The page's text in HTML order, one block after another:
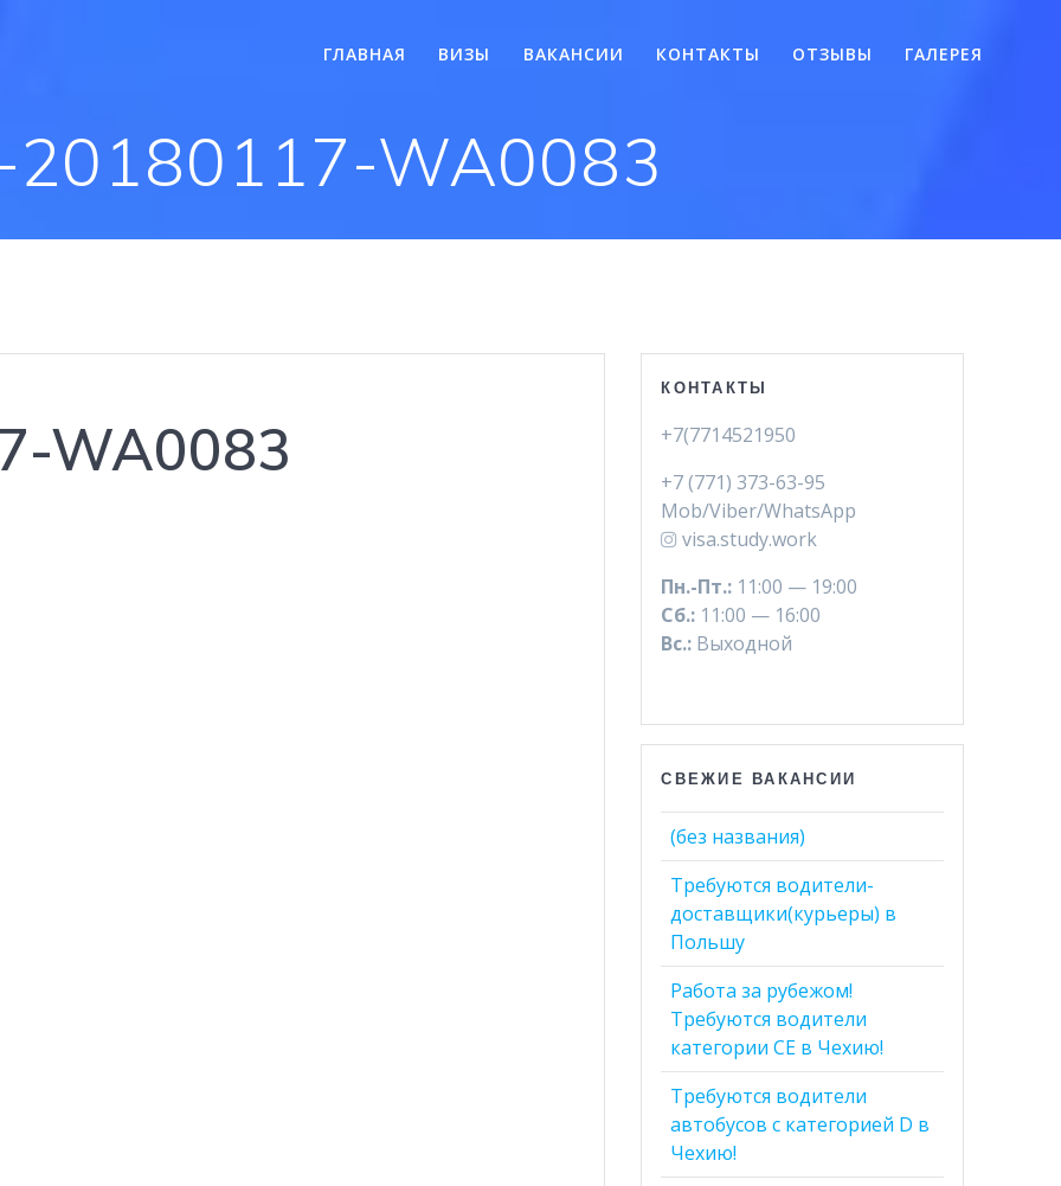
ГЛАВНАЯ ВИЗЫ ВАКАНСИИ КОНТАКТЫ ОТЗЫВЫ ГАЛЕРЕЯ
20180117-WA0083
WA0083
КОНТАКТЫ
+7(7714521950
+7 (771) 373-63-95
Mob/Viber/WhatsApp
visa.study.work
Пн.-Пт.: 11:00 — 19:00
Сб.: 11:00 — 16:00
Вс.: Выходной
СВЕЖИЕ ВАКАНСИИ
(без названия)
Требуются водители-
доставщики(курьеры) в
Польшу
Работа за рубежом!
Требуются водители
категории СЕ в Чехию!
Требуются водители
автобусов с категорией D в
Чехию!